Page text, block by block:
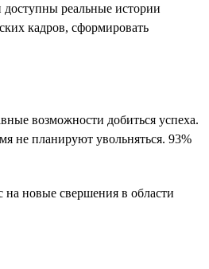
реальные истории
кадров, сформировать
возможности добиться успеха.
не планируют увольняться. 93%
новые свершения в области